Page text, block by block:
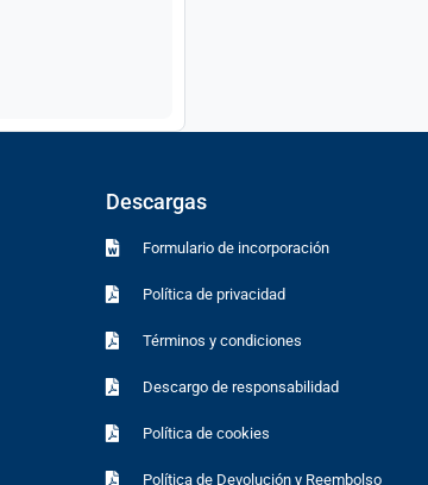
Descargas
Formulario de incorporación
Política de privacidad
Términos y condiciones
Descargo de responsabilidad
Política de cookies
Política de Devolución y Reembolso